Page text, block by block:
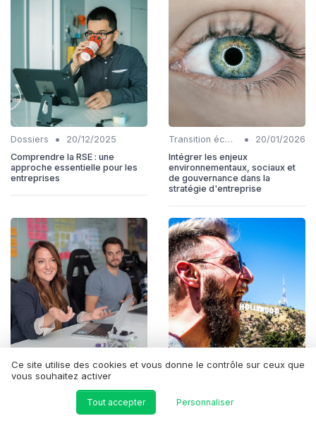
Dossiers •
20/12/2025
Comprendre la RSE : une
approche essentielle pour les
entreprises
Transition écologique •
20/01/2026
Intégrer les enjeux
environnementaux, sociaux et
de gouvernance dans la
stratégie d'entreprise
Éthique affaires •
05/01/2026
Éthique affaires • 20/12/2025
les entreprises
Ce site utilise des cookies et vous donne le contrôle sur ceux que
vous souhaitez activer
Tout accepter Personnaliser